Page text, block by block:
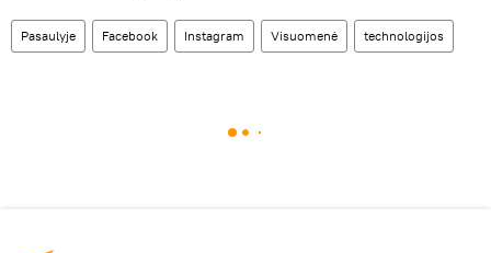
Pasaulyje Facebook Instagram Visuomenė technologijos